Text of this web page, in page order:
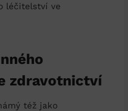
zdravotnictví
též jako